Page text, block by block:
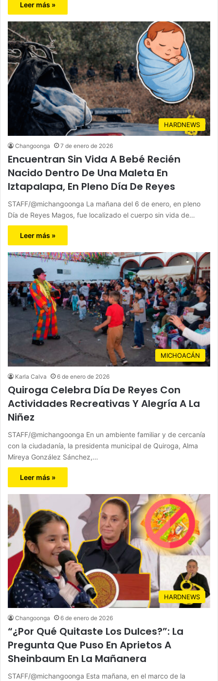
Leer más »
HARDNEWS
Changoonga 7 de enero de 2026
Encuentran Sin Vida A Bebé Recién
Nacido Dentro De Una Maleta En
Iztapalapa, En Pleno Día De Reyes
STAFF/@michangoonga La mañana del 6 de enero, en pleno
Día de Reyes Magos, fue localizado el cuerpo sin vida de…
Leer más »
MICHOACÁN
Karla Calva 6 de enero de 2026
Quiroga Celebra Día De Reyes Con
Actividades Recreativas Y Alegría A La
Niñez
STAFF/@michangoonga En un ambiente familiar y de cercanía
con la ciudadanía, la presidenta municipal de Quiroga, Alma
Mireya González Sánchez,…
Leer más »
HARDNEWS
Changoonga 6 de enero de 2026
“¿Por Qué Quitaste Los Dulces?”: La
Pregunta Que Puso En Aprietos A
Sheinbaum En La Mañanera
STAFF/@michangoonga Esta mañana, en el marco de la